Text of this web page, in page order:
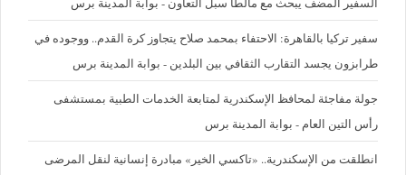
سفير تركيا بالقاهرة: الاحتفاء بمحمد صلاح يتجاوز كرة القدم.. ووجوده في
طرابزون يجسد التقارب الثقافي بين البلدين - بوابة المدينة برس
جولة مفاجئة لمحافظ الإسكندرية لمتابعة الخدمات الطبية بمستشفى
رأس التين العام - بوابة المدينة برس
انطلقت من الإسكندرية.. «تاكسي الخير» مبادرة إنسانية لنقل المرضى